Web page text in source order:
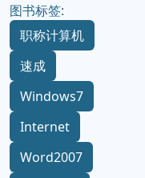
图书标签:
职称计算机
速成
Windows7
Internet
Word2007